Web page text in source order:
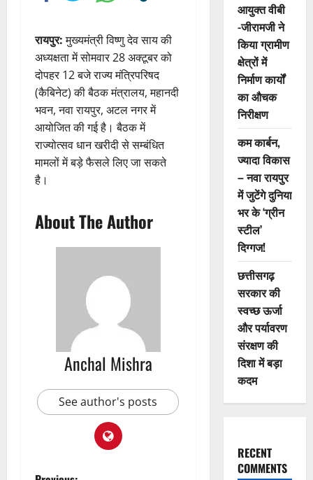
रायपुर:मुख्यमंत्री विष्णु देव साय की
अध्यक्षता में सोमवार 28 अक्टूबर को
दोपहर 12 बजे राज्य मंत्रिपरिषद
(कैबिनेट) की बैठक मंत्रालय, महानदी
भवन, नवा रायपुर, अटल नगर में
आयोजित की गई है। बैठक में
राज्योत्सव धान खरीदी से सम्बंधित
मामलों में बड़े फैसले लिए जा सकते
है।
About The Author
Anchal Mishra
See author's posts
आयुक्त वीबी
-जीरामजी ने
किया ग्रामीण
क्षेत्रों में
निर्माण कार्यों
का औचक
निरीक्षण
कम कार्बन,
ज्यादा विकास
– नवा रायपुर
में जुटेंगे दुनिया
भर के ‘ग्रीन
स्टील’
दिग्गज!
छत्तीसगढ़
सरकार की
स्वच्छ ऊर्जा
और पर्यावरण
संरक्षण की
दिशा में बड़ा
कदम
RECENT
COMMENTS